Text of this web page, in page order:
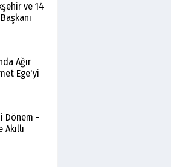
ve 14
Ağır
Ege'yi
Dönem -